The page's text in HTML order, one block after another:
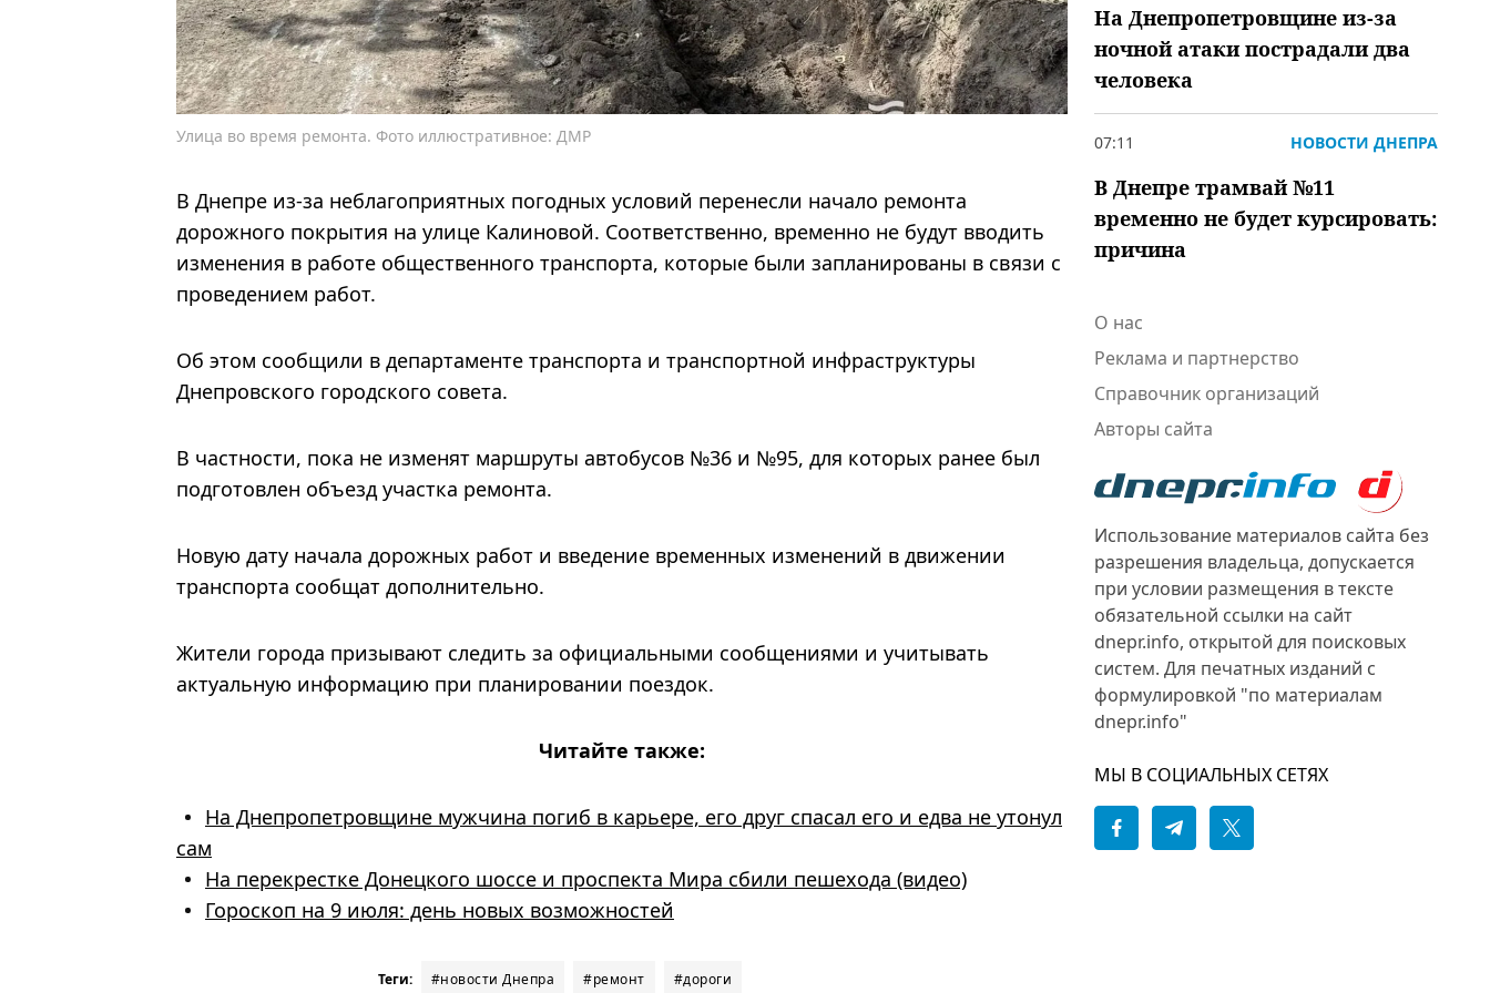
Улица во время ремонта. Фото иллюстративное: ДМР
В Днепре из-за неблагоприятных погодных условий перенесли начало ремонта
дорожного покрытия на улице Калиновой. Соответственно, временно не будут вводить
изменения в работе общественного транспорта, которые были запланированы в связи с
проведением работ.
Об этом сообщили в департаменте транспорта и транспортной инфраструктуры
Днепровского городского совета.
В частности, пока не изменят маршруты автобусов №36 и №95, для которых ранее был
подготовлен объезд участка ремонта.
Новую дату начала дорожных работ и введение временных изменений в движении
транспорта сообщат дополнительно.
Жители города призывают следить за официальными сообщениями и учитывать
актуальную информацию при планировании поездок.
Читайте также:
На Днепропетровщине мужчина погиб в карьере, его друг спасал его и едва не утонул
сам
На перекрестке Донецкого шоссе и проспекта Мира сбили пешехода (видео)
Гороскоп на 9 июля: день новых возможностей
Теги: #новости Днепра #ремонт #дороги
На Днепропетровщине из-за
ночной атаки пострадали два
человека
07:11 НОВОСТИ ДНЕПРА
В Днепре трамвай №11
временно не будет курсировать:
причина
О нас
Реклама и партнерство
Справочник организаций
Авторы сайта
Использование материалов сайта без
разрешения владельца, допускается
при условии размещения в тексте
обязательной ссылки на сайт
dnepr.info, открытой для поисковых
систем. Для печатных изданий с
формулировкой "по материалам
dnepr.info"
МЫ В СОЦИАЛЬНЫХ СЕТЯХ